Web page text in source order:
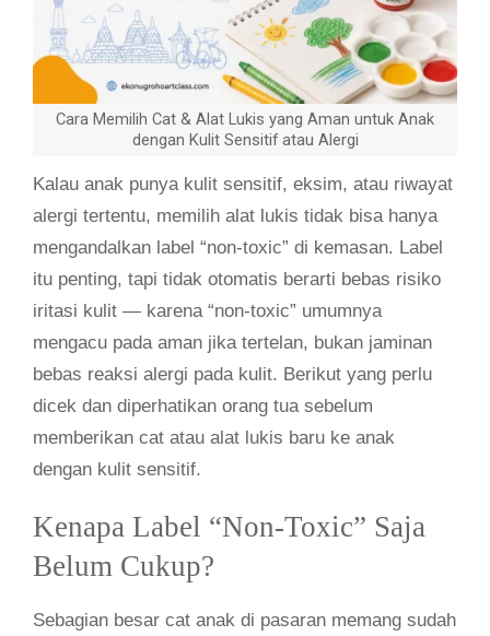
Cara Memilih Cat & Alat Lukis yang Aman untuk Anak
dengan Kulit Sensitif atau Alergi
Kalau anak punya kulit sensitif, eksim, atau riwayat
alergi tertentu, memilih alat lukis tidak bisa hanya
mengandalkan label “non-toxic” di kemasan. Label
itu penting, tapi tidak otomatis berarti bebas risiko
iritasi kulit — karena “non-toxic” umumnya
mengacu pada aman jika tertelan, bukan jaminan
bebas reaksi alergi pada kulit. Berikut yang perlu
dicek dan diperhatikan orang tua sebelum
memberikan cat atau alat lukis baru ke anak
dengan kulit sensitif.
Kenapa Label “Non-Toxic” Saja
Belum Cukup?
Sebagian besar cat anak di pasaran memang sudah